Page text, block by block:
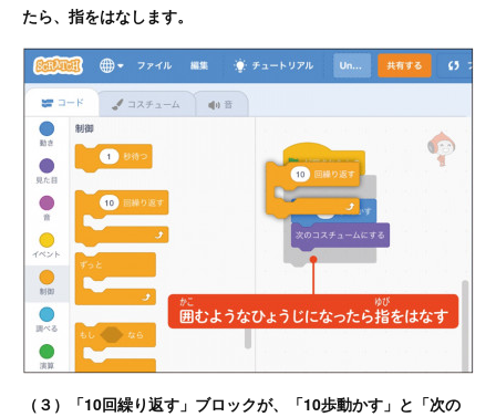
たら、指をはなします。
（３）「10回繰り返す」ブロックが、「10歩動かす」と「次の